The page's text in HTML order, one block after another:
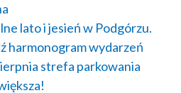
lato i jesień w Podgórzu.
harmonogram wydarzeń
strefa parkowania